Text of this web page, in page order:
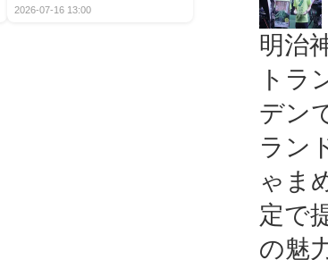
2026-07-16 13:00
明治
トラ
デン
ラン
ゃま
定で
の魅